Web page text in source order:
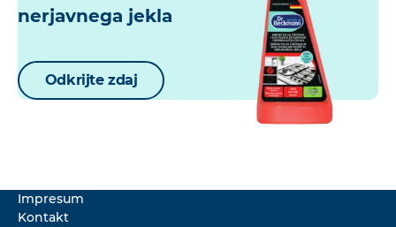
nerjavnega jekla
Odkrijte zdaj
Impresum
Kontakt